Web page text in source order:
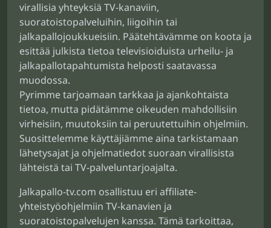
virallisia yhteyksiä TV-kanaviin,
suoratoistopalveluihin, liigoihin tai
jalkapallojoukkueisiin. Päätehtävämme on koota ja
esittää julkista tietoa televisioiduista urheilu- ja
jalkapallotapahtumista helposti saatavassa
muodossa.
Pyrimme tarjoamaan tarkkaa ja ajankohtaista
tietoa, mutta pidätämme oikeuden mahdollisiin
virheisiin, muutoksiin tai peruutettuihin ohjelmiin.
Suosittelemme käyttäjiämme aina tarkistamaan
lähetysajat ja ohjelmatiedot suoraan virallisista
lähteistä tai TV-palveluntarjoajalta.
Jalkapallo-tv.com osallistuu eri affiliate-
yhteistyöohjelmiin TV-kanavien ja
suoratoistopalvelujen kanssa. Tämä tarkoittaa,